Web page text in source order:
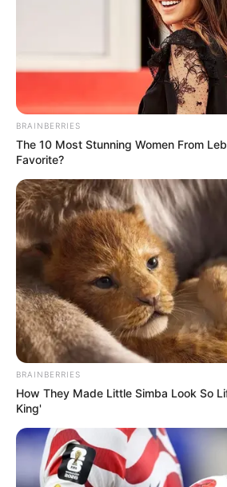
BRAINBERRIES
The 10 Most Stunning Women From
Favorite?
BRAINBERRIES
How They Made Little Simba Look So
King'